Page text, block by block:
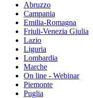
Abruzzo
Campania
Emilia-Romagna
Friuli-Venezia Giulia
Lazio
Liguria
Lombardia
Marche
On line - Webinar
Piemonte
Puglia